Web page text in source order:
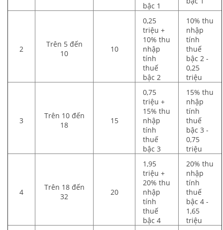
bậc 1
2
Trên 5 đến
10
10
0,25
triệu +
10% thu
nhập
tính
thuế
bậc 2
10% thu
nhập
tính
thuế
bậc 2 -
0,25
triệu
3
Trên 10 đến
18
15
0,75
triệu +
15% thu
nhập
tính
thuế
bậc 3
15% thu
nhập
tính
thuế
bậc 3 -
0,75
triệu
4
Trên 18 đến
32
20
1,95
triệu +
20% thu
nhập
tính
thuế
bậc 4
20% thu
nhập
tính
thuế
bậc 4 -
1,65
triệu